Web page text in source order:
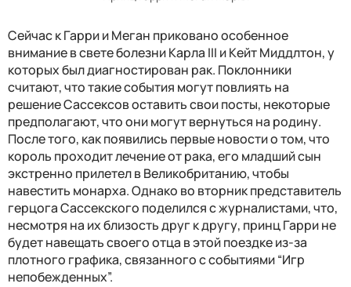
Сейчас к Гарри и Меган приковано особенное
внимание в свете болезни Карла III и Кейт Миддлтон, у
которых был диагностирован рак. Поклонники
считают, что такие события могут повлиять на
решение Сассексов оставить свои посты, некоторые
предполагают, что они могут вернуться на родину.
После того, как появились первые новости о том, что
король проходит лечение от рака, его младший сын
экстренно прилетел в Великобританию, чтобы
навестить монарха. Однако во вторник представитель
герцога Сассекского поделился с журналистами, что,
несмотря на их близость друг к другу, принц Гарри не
будет навещать своего отца в этой поездке из-за
плотного графика, связанного с событиями “Игр
непобежденных”.